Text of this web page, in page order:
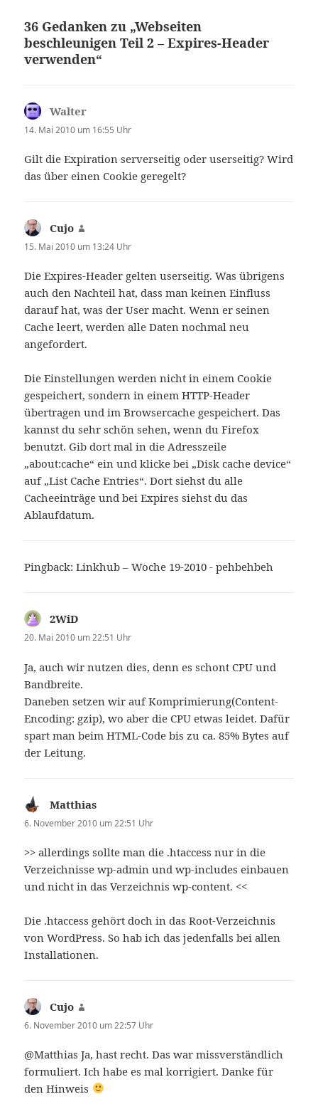
36 Gedanken zu „Webseiten
beschleunigen Teil 2 – Expires-Header
verwenden“
Walter
14. Mai 2010 um 16:55 Uhr
Gilt die Expiration serverseitig oder userseitig? Wird
das über einen Cookie geregelt?
Cujo
15. Mai 2010 um 13:24 Uhr
Die Expires-Header gelten userseitig. Was übrigens
auch den Nachteil hat, dass man keinen Einfluss
darauf hat, was der User macht. Wenn er seinen
Cache leert, werden alle Daten nochmal neu
angefordert.
Die Einstellungen werden nicht in einem Cookie
gespeichert, sondern in einem HTTP-Header
übertragen und im Browsercache gespeichert. Das
kannst du sehr schön sehen, wenn du Firefox
benutzt. Gib dort mal in die Adresszeile
„about:cache“ ein und klicke bei „Disk cache device“
auf „List Cache Entries“. Dort siehst du alle
Cacheeinträge und bei Expires siehst du das
Ablaufdatum.
Pingback: Linkhub – Woche 19-2010 - pehbehbeh
2WiD
20. Mai 2010 um 22:51 Uhr
Ja, auch wir nutzen dies, denn es schont CPU und
Bandbreite.
Daneben setzen wir auf Komprimierung(Content-
Encoding: gzip), wo aber die CPU etwas leidet. Dafür
spart man beim HTML-Code bis zu ca. 85% Bytes auf
der Leitung.
Matthias
6. November 2010 um 22:51 Uhr
>> allerdings sollte man die .htaccess nur in die
Verzeichnisse wp-admin und wp-includes einbauen
und nicht in das Verzeichnis wp-content. <<
Die .htaccess gehört doch in das Root-Verzeichnis
von WordPress. So hab ich das jedenfalls bei allen
Installationen.
Cujo
6. November 2010 um 22:57 Uhr
@Matthias Ja, hast recht. Das war missverständlich
formuliert. Ich habe es mal korrigiert. Danke für
den Hinweis